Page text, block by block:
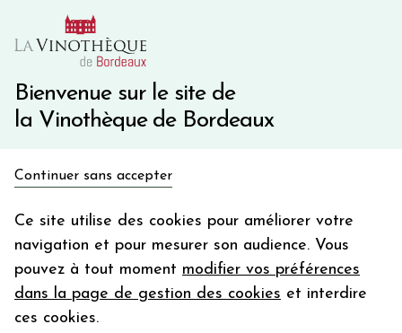
Bienvenue sur le site de
la Vinothèque de Bordeaux
Continuer sans accepter
Ce site utilise des cookies pour améliorer votre
navigation et pour mesurer son audience. Vous
pouvez à tout moment modifier vos préférences
dans la page de gestion des cookies et interdire
ces cookies.
10€ de remise immédiate sur votre première commande
Une question ?
en bon d'achat
Votre
email
En m’abonnant, j’accepte de recevoir la newsletter de la